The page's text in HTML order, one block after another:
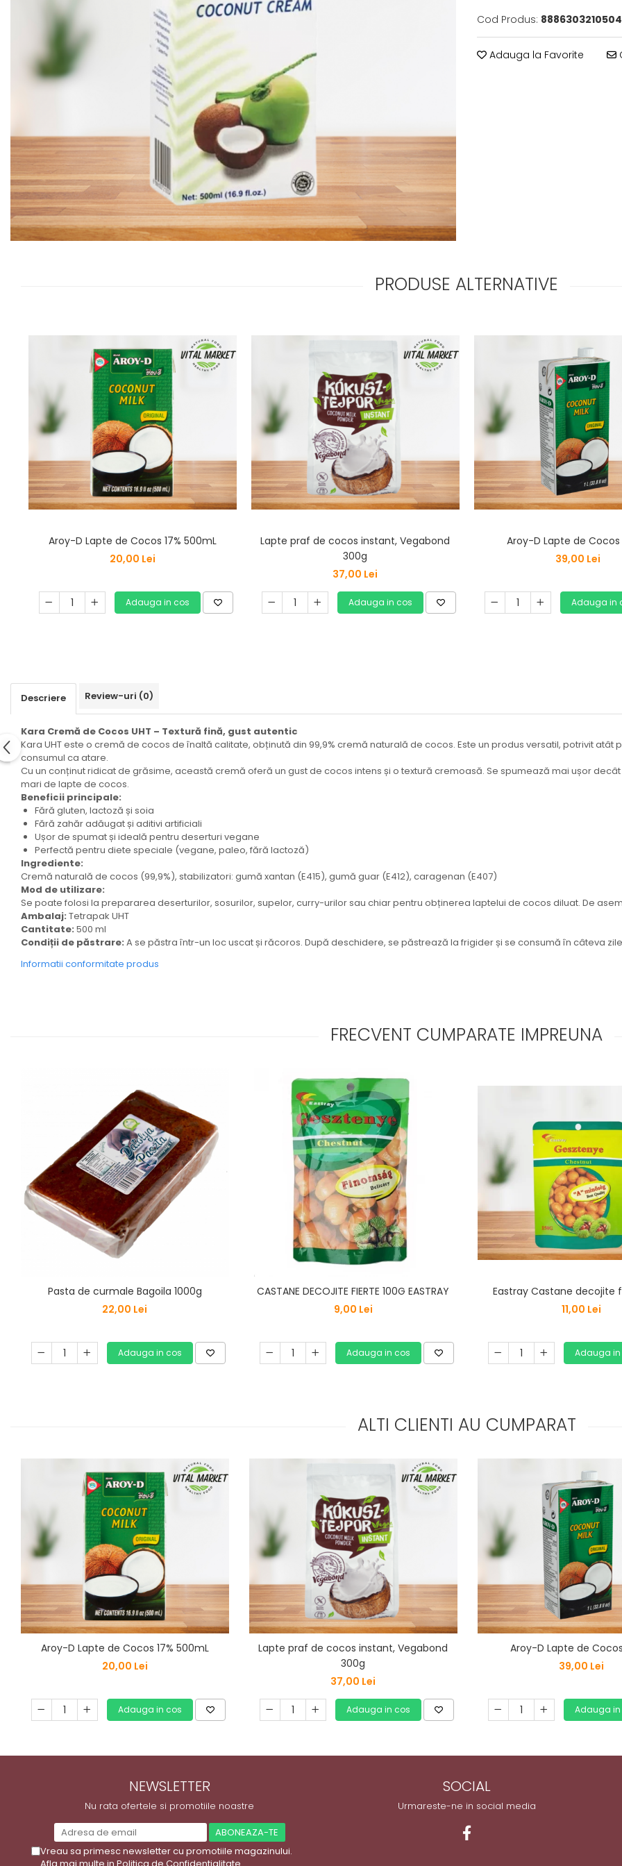
Vitamine Gal
Cod Produs: 8886303210504
Adauga la Favorite
PRODUSE ALTERNATIVE
Aroy-D Lapte de Cocos 17% 500mL
20,00 Lei
Adauga in cos
Lapte praf de cocos instant, Vegabond
300g
37,00 Lei
Adauga in cos
Aroy-D Lapte de Cocos
39,00 Lei
Adauga in
Descriere Review-uri (0)
Kara Cremă de Cocos UHT – Textură fină, gust autentic
Kara UHT este o cremă de cocos de înaltă calitate, obținută din 99,9% cremă naturală de cocos. Este un produs versatil, potrivit
consumul ca atare.
Cu un conținut ridicat de grăsime, această cremă oferă un gust de cocos intens și o textură cremoasă. Se spumează mai ușor
mari de lapte de cocos.
Beneficii principale:
Fără gluten, lactoză și soia
Fără zahăr adăugat și aditivi artificiali
Ușor de spumat și ideală pentru deserturi vegane
Perfectă pentru diete speciale (vegane, paleo, fără lactoză)
Ingrediente:
Cremă naturală de cocos (99,9%), stabilizatori: gumă xantan (E415), gumă guar (E412), caragenan (E407)
Mod de utilizare:
Se poate folosi la prepararea deserturilor, sosurilor, supelor, curry-urilor sau chiar pentru obținerea laptelui de cocos diluat. De
Ambalaj: Tetrapak UHT
Cantitate: 500 ml
Condiții de păstrare: A se păstra într-un loc uscat și răcoros. După deschidere, se păstrează la frigider și se consumă în câteva
Informatii conformitate produs
FRECVENT CUMPARATE IMPREUNA
Pasta de curmale Bagoila 1000g
22,00 Lei
Adauga in cos
CASTANE DECOJITE FIERTE 100G EASTRAY
9,00 Lei
Adauga in cos
Eastray Castane decojite
11,00 Lei
Adauga
ALTI CLIENTI AU CUMPARAT
Aroy-D Lapte de Cocos 17% 500mL
20,00 Lei
Adauga in cos
Lapte praf de cocos instant, Vegabond
300g
37,00 Lei
Adauga in cos
Aroy-D Lapte de Cocos
39,00 Lei
Adauga
NEWSLETTER
Nu rata ofertele si promotiile noastre
Vreau sa primesc newsletter cu promotiile magazinului.
SOCIAL
Urmareste-ne in social media